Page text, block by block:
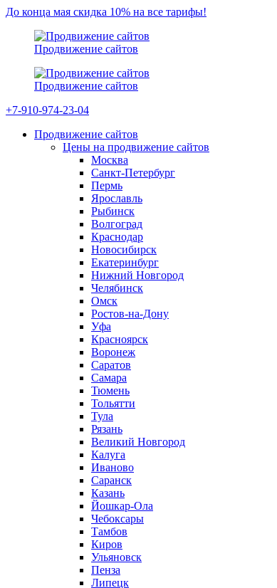
До конца мая скидка 10% на все тарифы!
Продвижение сайтов
Продвижение сайтов
+7-910-974-23-04
Продвижение сайтов
Цены на продвижение сайтов
Москва
Санкт-Петербург
Пермь
Ярославль
Рыбинск
Волгоград
Краснодар
Новосибирск
Екатеринбург
Нижний Новгород
Челябинск
Омск
Ростов-на-Дону
Уфа
Красноярск
Воронеж
Саратов
Самара
Тюмень
Тольятти
Тула
Рязань
Великий Новгород
Калуга
Иваново
Саранск
Казань
Йошкар-Ола
Чебоксары
Тамбов
Киров
Ульяновск
Пенза
Липецк